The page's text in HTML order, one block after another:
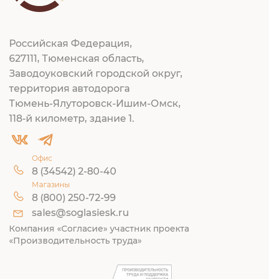
Российская Федерация,
627111, Тюменская область,
Заводоуковский городской округ,
территория автодорога
Тюмень-Ялуторовск-Ишим-Омск,
118-й километр, здание 1.
Офис
8 (34542) 2-80-40
Магазины
8 (800) 250-72-99
sales@soglasiesk.ru
Компания «Согласие» участник проекта
«Производительность труда»